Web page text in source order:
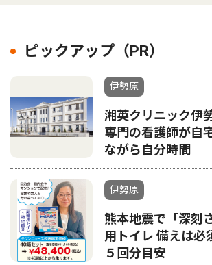
ピックアップ（PR）
伊勢原
湘英クリニック
専門の看護師が
ながら自分時間
伊勢原
熊本地震で「深刻
用トイレ 備えは
５回分目安